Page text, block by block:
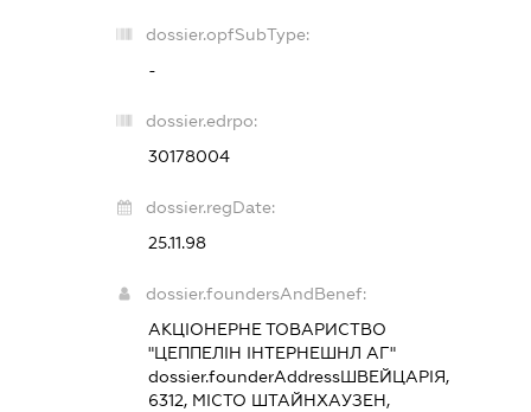
dossier.opfSubType:
-
dossier.edrpo:
30178004
dossier.regDate:
25.11.98
dossier.foundersAndBenef:
АКЦІОНЕРНЕ ТОВАРИСТВО
"ЦЕППЕЛІН ІНТЕРНЕШНЛ АГ"
dossier.founderAddressШВЕЙЦАРІЯ,
6312, МІСТО ШТАЙНХАУЗЕН,